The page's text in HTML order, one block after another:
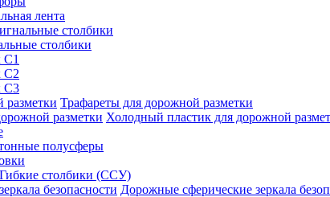
лента
столбики
столбики
С1
С2
С3
Трафареты для дорожной разметки
Холодный пластик для дорожной
полусферы
Гибкие столбики (ССУ)
Дорожные сферические зеркала